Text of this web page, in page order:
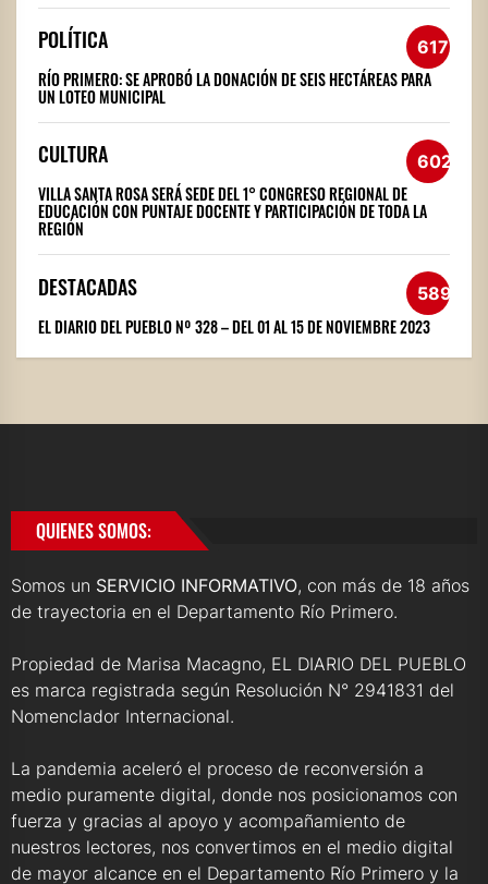
POLÍTICA 617
RÍO PRIMERO: SE APROBÓ LA DONACIÓN DE SEIS HECTÁREAS PARA
UN LOTEO MUNICIPAL
CULTURA 602
VILLA SANTA ROSA SERÁ SEDE DEL 1° CONGRESO REGIONAL DE
EDUCACIÓN CON PUNTAJE DOCENTE Y PARTICIPACIÓN DE TODA LA
REGIÓN
DESTACADAS 589
EL DIARIO DEL PUEBLO Nº 328 – DEL 01 AL 15 DE NOVIEMBRE 2023
QUIENES SOMOS:
Somos un SERVICIO INFORMATIVO, con más de 18 años
de trayectoria en el Departamento Río Primero.
Propiedad de Marisa Macagno, EL DIARIO DEL PUEBLO
es marca registrada según Resolución N° 2941831 del
Nomenclador Internacional.
La pandemia aceleró el proceso de reconversión a
medio puramente digital, donde nos posicionamos con
fuerza y gracias al apoyo y acompañamiento de
nuestros lectores, nos convertimos en el medio digital
de mayor alcance en el Departamento Río Primero y la